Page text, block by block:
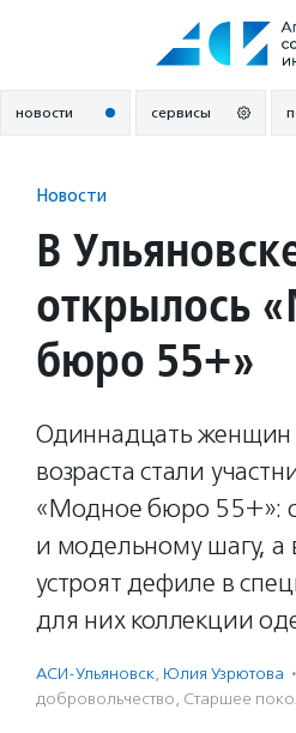
новости сервисы
Новости
В
открылось
бюро 55+»
Одиннадцать женщин
возраста стали
«Модное бюро 55+»:
и модельному шагу, а
устроят дефиле в
для них коллекции
АСИ-Ульяновск, Юлия Узрютова ·
доброволь­чест­во, Старшее